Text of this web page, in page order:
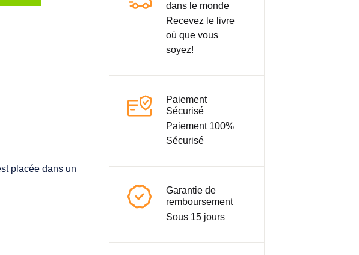
placée dans un
dans le monde
Recevez le livre
où que vous
soyez!
Paiement
Sécurisé
Paiement 100%
Sécurisé
Garantie de
remboursement
Sous 15 jours